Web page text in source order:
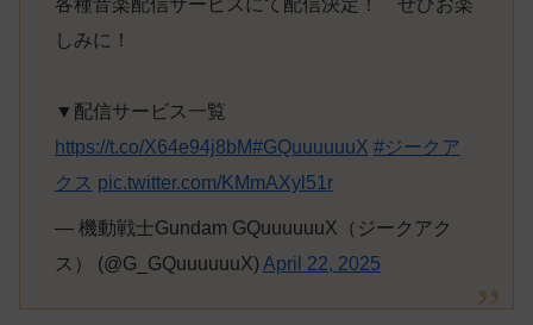
しみに！
▼配信サービス一覧
https://t.co/X64e94j8bM#GQuuuuuuX #ジークア
クス pic.twitter.com/KMmAXyl51r
— 機動戦士Gundam GQuuuuuuX（ジークアク
ス） (@G_GQuuuuuuX) April 22, 2025